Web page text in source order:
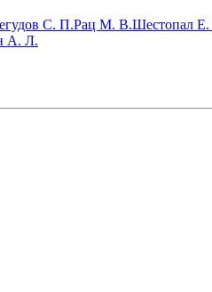
С. П.Рац М. В.Шестопал Е.
А. Л.